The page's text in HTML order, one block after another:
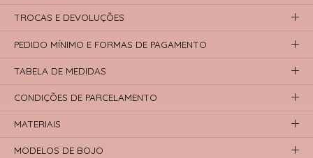
TROCAS E DEVOLUÇÕES
PEDIDO MÍNIMO E FORMAS DE PAGAMENTO
TABELA DE MEDIDAS
CONDIÇÕES DE PARCELAMENTO
MATERIAIS
MODELOS DE BOJO